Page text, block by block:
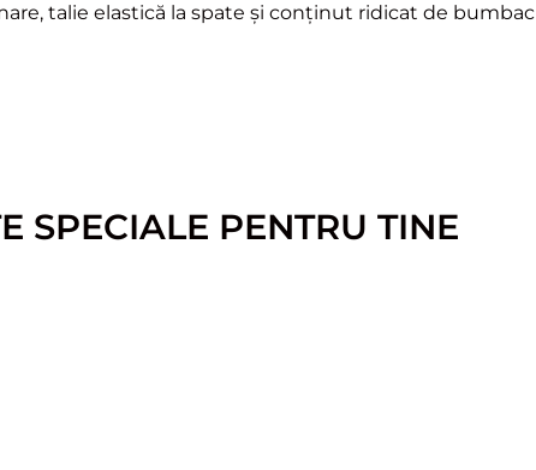
talie elastică la spate și conținut ridicat de bumbac
SPECIALE PENTRU TINE